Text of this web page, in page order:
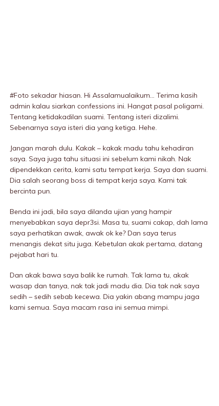
#Foto sekadar hiasan. Hi Assalamualaikum… Terima kasih
admin kalau siarkan confessions ini. Hangat pasal poIigami.
Tentang ketidakadilan suami. Tentang isteri dizaIimi.
Sebenarnya saya isteri dia yang ketiga. Hehe.
Jangan marah dulu. Kakak – kakak madu tahu kehadiran
saya. Saya juga tahu situasi ini sebelum kami nikah. Nak
dipendekkan cerita, kami satu tempat kerja. Saya dan suami.
Dia salah seorang boss di tempat kerja saya. Kami tak
bercinta pun.
Benda ini jadi, bila saya dilanda ujian yang hampir
menyebabkan saya depr3si. Masa tu, suami cakap, dah lama
saya perhatikan awak, awak ok ke? Dan saya terus
menangis dekat situ juga. Kebetulan akak pertama, datang
pejabat hari tu.
Dan akak bawa saya balik ke rumah. Tak lama tu, akak
wasap dan tanya, nak tak jadi madu dia. Dia tak nak saya
sedih – sedih sebab kecewa. Dia yakin abang mampu jaga
kami semua. Saya macam rasa ini semua mimpi.